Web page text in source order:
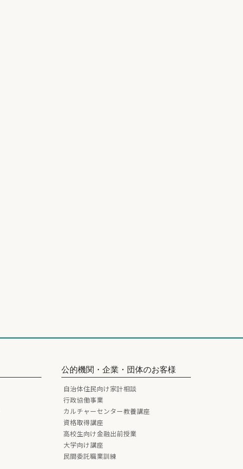
公的機関・企業・団体のお客様
自治体住民向け家計相談
行政協働事業
カルチャーセンター教養講座
資格取得講座
高校生向け金融出前授業
大学向け講座
民間委託職業訓練